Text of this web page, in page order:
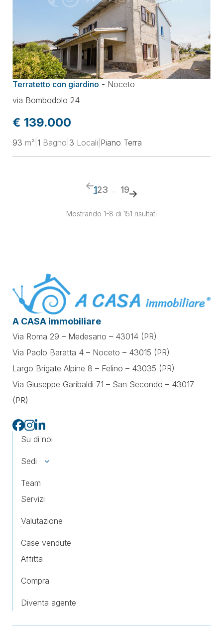
Terratetto con giardino - Noceto
via Bombodolo 24
€ 139.000
93 m² 1 Bagno 3 Locali Piano Terra
123 ... 19
Mostrando 1-8 di 151 risultati
A CASA immobiliare
Via Roma 29 – Medesano – 43014 (PR)
Via Paolo Baratta 4 – Noceto – 43015 (PR)
Largo Brigate Alpine 8 – Felino – 43035 (PR)
Via Giuseppe Garibaldi 71 – San Secondo – 43017
(PR)
Su di noi
Sedi
Team
Servizi
Valutazione
Case vendute
Affitta
Compra
Diventa agente